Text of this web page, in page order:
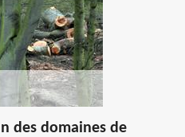
des domaines de